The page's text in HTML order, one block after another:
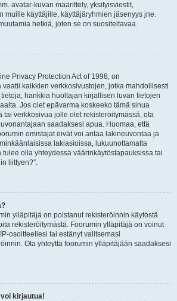
avatar-kuvan määrittely, yksityisviestit,
muille käyttäjille, käyttäjäryhmien jäsenyys jne.
hetkiä, joten se on suositeltavaa.
Privacy Protection Act of 1998, on
kaikkien verkkosivustojen, jotka mahdollisesti
hankkia huoltajan kirjallisen luvan tietojen
Jos olet epävarma koskeeko tämä sinua
tai verkkosivua jolle olet rekisteröitymässä, ota
saadaksesi apua. Huomaa, että
omistajat eivät voi antaa lakineuvontaa ja
lakiasioissa, lukuunottamatta
tulee olla yhteydessä väärinkäytöstapauksissa tai
liittyen?”.
ylläpitäjä on poistanut rekisteröinnin käytöstä
rekisteröitymästä. Foorumin ylläpitäjä on voinut
osoitteellesi tai estänyt valitsemasi
Ota yhteyttä foorumin ylläpitäjään saadaksesi
kirjautua!